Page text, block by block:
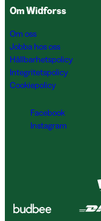
Om Widforss
Om oss
Jobba hos oss
Hållbarhetspolicy
Integritetspolicy
Cookiepolicy
Facebook
Instagram